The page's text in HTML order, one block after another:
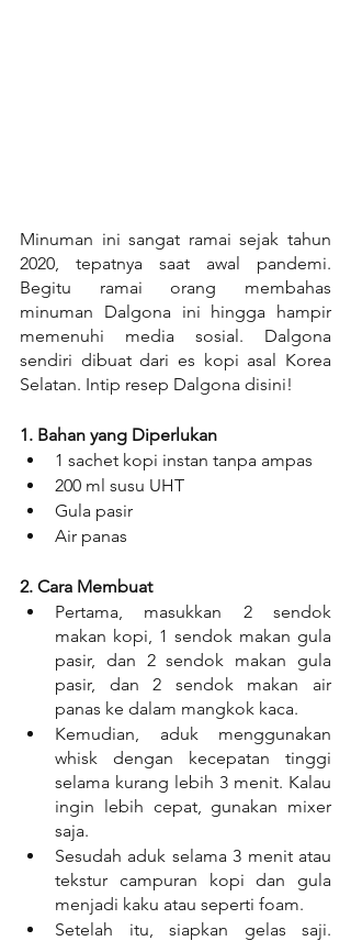
Minuman ini sangat ramai sejak tahun
2020, tepatnya saat awal pandemi.
Begitu ramai orang membahas
minuman Dalgona ini hingga hampir
memenuhi media sosial. Dalgona
sendiri dibuat dari es kopi asal Korea
Selatan. Intip resep Dalgona disini!
1. Bahan yang Diperlukan
1 sachet kopi instan tanpa ampas
200 ml susu UHT
Gula pasir
Air panas
2. Cara Membuat
Pertama, masukkan 2 sendok
makan kopi, 1 sendok makan gula
pasir, dan 2 sendok makan gula
pasir, dan 2 sendok makan air
panas ke dalam mangkok kaca.
Kemudian, aduk menggunakan
whisk dengan kecepatan tinggi
selama kurang lebih 3 menit. Kalau
ingin lebih cepat, gunakan mixer
saja.
Sesudah aduk selama 3 menit atau
tekstur campuran kopi dan gula
menjadi kaku atau seperti foam.
Setelah itu, siapkan gelas saji.